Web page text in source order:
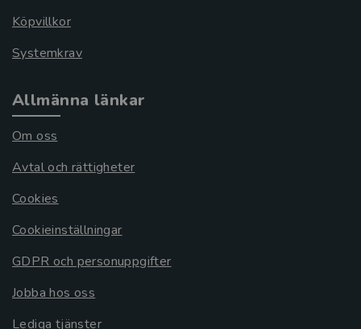
Köpvillkor
Systemkrav
Allmänna länkar
Om oss
Avtal och rättigheter
Cookies
Cookieinställningar
GDPR och personuppgifter
Jobba hos oss
Lediga tjänster